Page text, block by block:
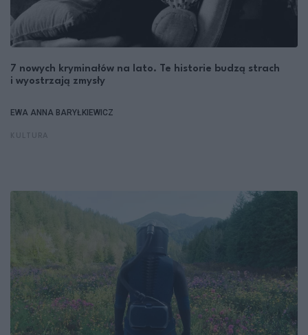
7 nowych kryminałów na lato. Te historie budzą strach
i wyostrzają zmysły
EWA ANNA BARYŁKIEWICZ